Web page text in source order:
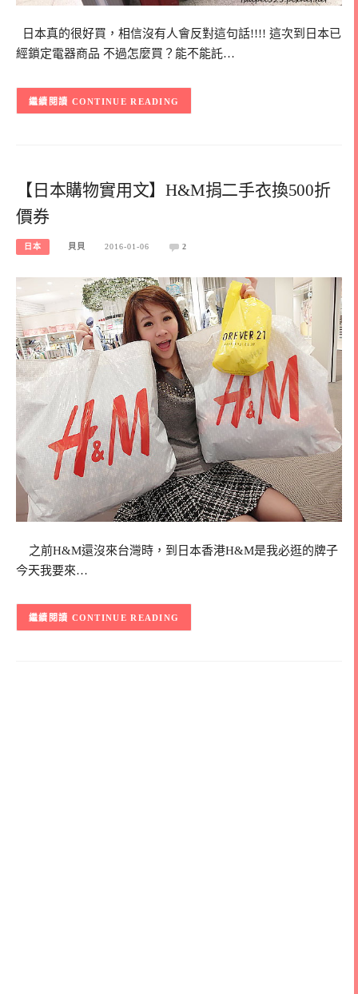
日本真的很好買，相信沒有人會反對這句話!!!! 這次到日本已
經鎖定電器商品 不過怎麼買？能不能託…
CONTINUE READING
【日本購物實用文】H&M捐二手衣換500折
價券
日本 貝貝 2016-01-06 2
之前H&M還沒來台灣時，到日本香港H&M是我必逛的牌子
今天我要來…
CONTINUE READING